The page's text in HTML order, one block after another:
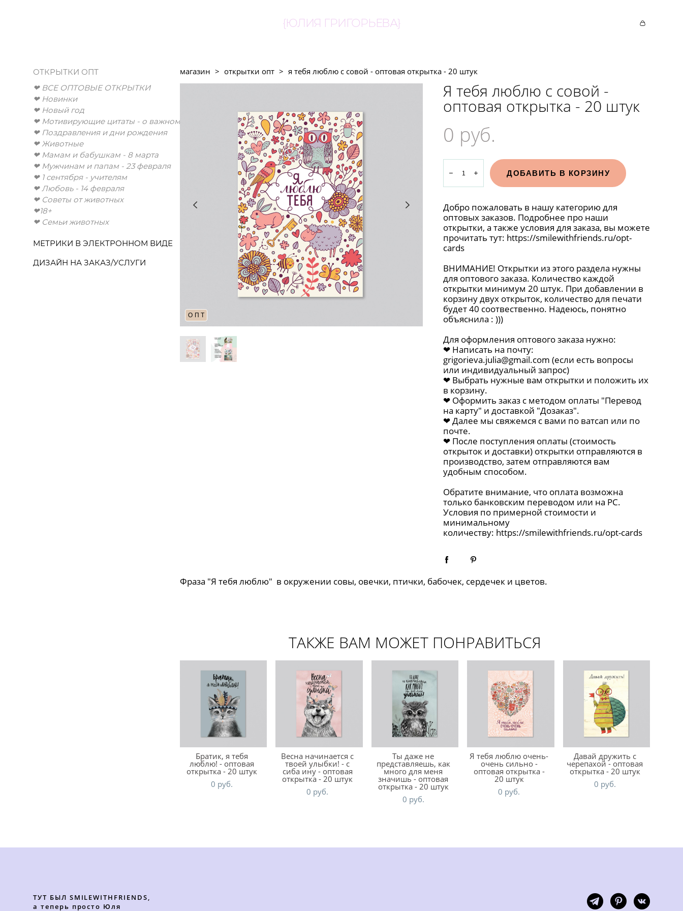
{ЮЛИЯ ГРИГОРЬЕВА}
ОТКРЫТКИ ОПТ
❤︎ ВСЕ ОПТОВЫЕ ОТКРЫТКИ
❤︎ Новинки
❤︎ Новый год
❤︎ Мотивирующие цитаты - о важном
❤︎ Поздравления и дни рождения
❤︎ Животные
❤︎ Мамам и бабушкам - 8 марта
❤︎ Мужчинам и папам - 23 февраля
❤︎ 1 сентября - учителям
❤︎ Любовь - 14 февраля
❤︎ Советы от животных
❤︎18+
❤︎ Семьи животных
МЕТРИКИ В ЭЛЕКТРОННОМ ВИДЕ
ДИЗАЙН НА ЗАКАЗ/УСЛУГИ
магазин > открытки опт > я тебя люблю с совой - оптовая открытка - 20 штук
ОПТ
Я тебя люблю с совой -
оптовая открытка - 20 штук
0 pуб.
ДОБАВИТЬ В КОРЗИНУ
Добро пожаловать в нашу категорию для
оптовых заказов. Подробнее про наши
открытки, а также условия для заказа, вы можете
прочитать тут: https://smilewithfriends.ru/opt-
cards
ВНИМАНИЕ! Открытки из этого раздела нужны
для оптового заказа. Количество каждой
открытки минимум 20 штук. При добавлении в
корзину двух открыток, количество для печати
будет 40 соотвественно. Надеюсь, понятно
объяснила : )))
Для оформления оптового заказа нужно:
❤︎ Написать на почту:
grigorieva.julia@gmail.com (если есть вопросы
или индивидуальный запрос)
❤︎ Выбрать нужные вам открытки и положить их
в корзину.
❤︎ Оформить заказ с методом оплаты "Перевод
на карту" и доставкой "Дозаказ".
❤︎ Далее мы свяжемся с вами по ватсап или по
почте.
❤︎ После поступления оплаты (стоимость
открыток и доставки) открытки отправляются в
производство, затем отправляются вам
удобным способом.
Обратите внимание, что оплата возможна
только банковским переводом или на РС.
Условия по примерной стоимости и
минимальному
количеству: https://smilewithfriends.ru/opt-cards
Фраза "Я тебя люблю" в окружении совы, овечки, птички, бабочек, сердечек и цветов.
ТАКЖЕ ВАМ МОЖЕТ ПОНРАВИТЬСЯ
Братик, я тебя
люблю! - оптовая
открытка - 20 штук
0 pуб.
Весна начинается с
твоей улыбки! - с
сиба ину - оптовая
открытка - 20 штук
0 pуб.
Ты даже не
представляешь, как
много для меня
значишь - оптовая
открытка - 20 штук
0 pуб.
Я тебя люблю очень-
очень сильно -
оптовая открытка -
20 штук
0 pуб.
Давай дружить с
черепахой - оптовая
открытка - 20 штук
0 pуб.
ТУТ БЫЛ SMILEWITHFRIENDS,
а теперь просто Юля